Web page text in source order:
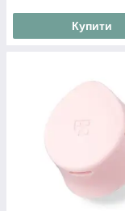
Купити